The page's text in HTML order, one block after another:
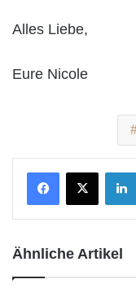
Alles Liebe,
Eure Nicole
Ähnliche Artikel